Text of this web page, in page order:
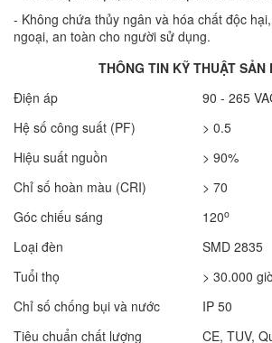
- Không chứa thủy ngân và hóa chất độc
ngoại, an toàn cho người sử dụng.
THÔNG TIN KỸ THUẬT SẢN
Điện áp
90 - 265
Hệ số công suất (PF)
> 0.5
Hiệu suất nguồn
> 90%
Chỉ số hoàn màu (CRI)
> 70
Góc chiếu sáng
120o
Loại đèn
SMD 2835
Tuổi thọ
> 30.000
Chỉ số chống bụi và nước
IP 50
Tiêu chuẩn chất lượng
CE, TUV,